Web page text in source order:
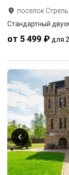
поселок
Стандартный
от 5 499 ₽ для